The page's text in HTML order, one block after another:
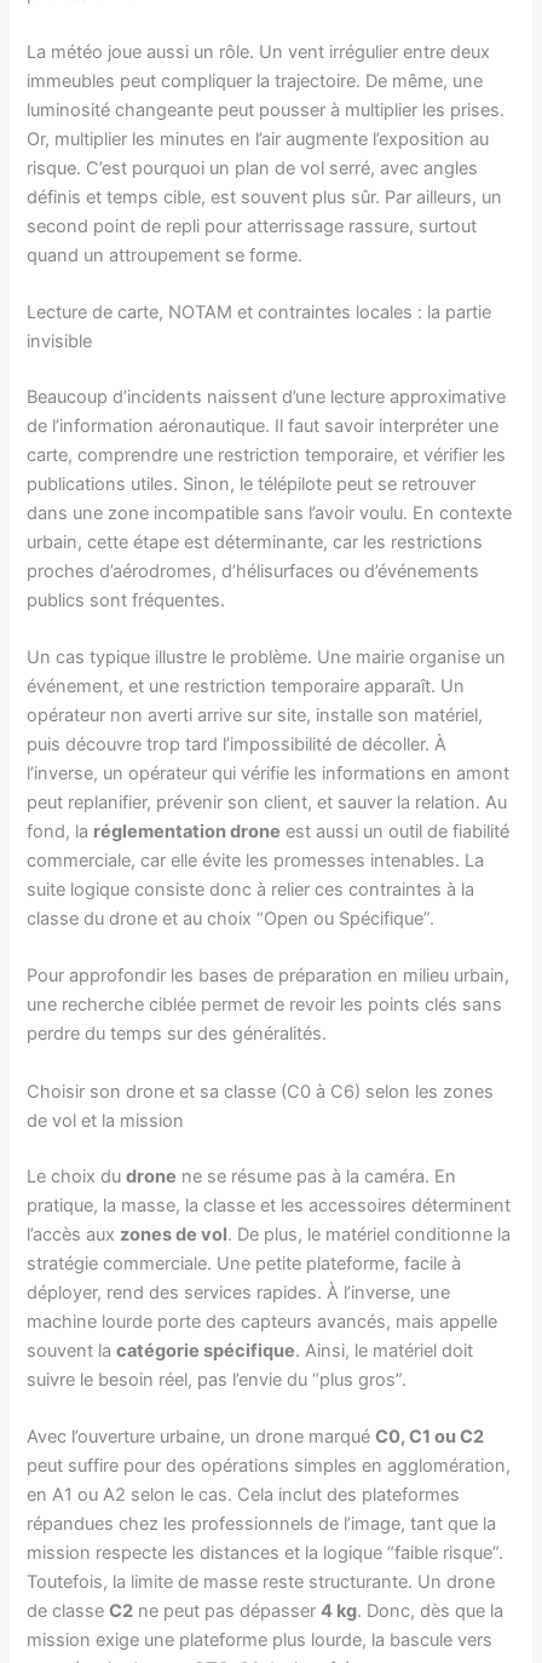
La météo joue aussi un rôle. Un vent irrégulier entre deux
immeubles peut compliquer la trajectoire. De même, une
luminosité changeante peut pousser à multiplier les prises.
Or, multiplier les minutes en l’air augmente l’exposition au
risque. C’est pourquoi un plan de vol serré, avec angles
définis et temps cible, est souvent plus sûr. Par ailleurs, un
second point de repli pour atterrissage rassure, surtout
quand un attroupement se forme.
Lecture de carte, NOTAM et contraintes locales : la partie
invisible
Beaucoup d’incidents naissent d’une lecture approximative
de l’information aéronautique. Il faut savoir interpréter une
carte, comprendre une restriction temporaire, et vérifier les
publications utiles. Sinon, le télépilote peut se retrouver
dans une zone incompatible sans l’avoir voulu. En contexte
urbain, cette étape est déterminante, car les restrictions
proches d’aérodromes, d’hélisurfaces ou d’événements
publics sont fréquentes.
Un cas typique illustre le problème. Une mairie organise un
événement, et une restriction temporaire apparaît. Un
opérateur non averti arrive sur site, installe son matériel,
puis découvre trop tard l’impossibilité de décoller. À
l’inverse, un opérateur qui vérifie les informations en amont
peut replanifier, prévenir son client, et sauver la relation. Au
fond, la réglementation drone est aussi un outil de fiabilité
commerciale, car elle évite les promesses intenables. La
suite logique consiste donc à relier ces contraintes à la
classe du drone et au choix “Open ou Spécifique”.
Pour approfondir les bases de préparation en milieu urbain,
une recherche ciblée permet de revoir les points clés sans
perdre du temps sur des généralités.
Choisir son drone et sa classe (C0 à C6) selon les zones
de vol et la mission
Le choix dudrone ne se résume pas à la caméra. En
pratique, la masse, la classe et les accessoires déterminent
l’accès aux zones de vol. De plus, le matériel conditionne la
stratégie commerciale. Une petite plateforme, facile à
déployer, rend des services rapides. À l’inverse, une
machine lourde porte des capteurs avancés, mais appelle
souvent lacatégorie spécifique. Ainsi, le matériel doit
suivre le besoin réel, pas l’envie du “plus gros”.
Avec l’ouverture urbaine, un drone marquéC0, C1 ou C2
peut suffire pour des opérations simples en agglomération,
en A1 ou A2 selon le cas. Cela inclut des plateformes
répandues chez les professionnels de l’image, tant que la
mission respecte les distances et la logique “faible risque”.
Toutefois, la limite de masse reste structurante. Un drone
de classeC2 ne peut pas dépasser4 kg. Donc, dès que la
mission exige une plateforme plus lourde, la bascule vers